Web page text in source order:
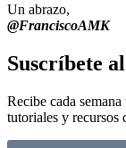
Un abrazo,
@FranciscoAMK
Suscríbete
Recibe cada
tutoriales y recursos